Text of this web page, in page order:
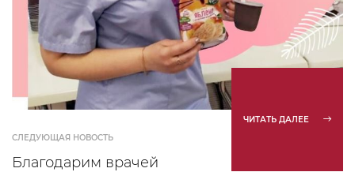
СЛЕДУЮЩАЯ НОВОСТЬ
Благодарим врачей
ЧИТАТЬ ДАЛЕЕ